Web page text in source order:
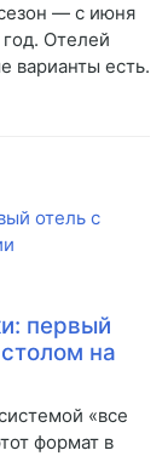
— с июня
Отелей
варианты есть.
первый
на
«все
формат в